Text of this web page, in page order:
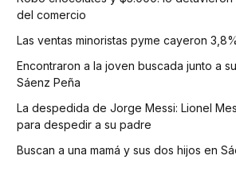
del comercio
Las ventas minoristas pyme cayeron
Encontraron a la joven buscada junto a
Sáenz Peña
La despedida de Jorge Messi: Lionel
para despedir a su padre
Buscan a una mamá y sus dos hijos en